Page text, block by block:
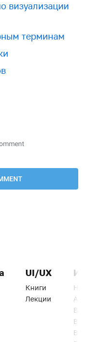
визуализации
терминам
UI/UX
Книги
Лекции
Веб